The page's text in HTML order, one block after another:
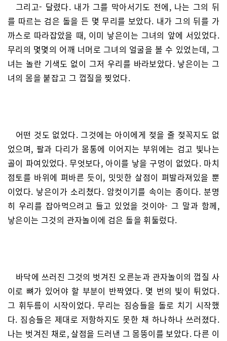
그리고- 달렸다. 내가 그를 막아서기도 전에, 나는 그의 뒤
를 따르는 검은 돌을 든 몇 무리를 보았다. 내가 그의 뒤를 가
까스로 따라잡았을 때, 이미 낳은이는 그녀의 앞에 서있었다.
무리의 몇몇의 어깨 너머로 그녀의 얼굴을 볼 수 있었는데, 그
녀는 놀란 기색도 없이 그저 우리를 바라보았다. 낳은이는 그
녀의 몸을 붙잡고 그 껍질을 찢었다.
어떤 것도 없었다. 그것에는 아이에게 젖을 줄 젖꼭지도 없
었으며, 팔과 다리가 몸통에 이어지는 부위에는 검고 빛나는
골이 파여있었다. 무엇보다, 아이를 낳을 구멍이 없었다. 마치
점토를 바위에 펴바른 듯이, 밋밋한 살점이 펴발라져있을 뿐
이었다. 낳은이가 소리쳤다. 암컷이기를 속이는 종이다. 분명
히 우리를 잡아먹으려고 들고 있었을 것이야- 그 말과 함께,
낳은이는 그것의 관자놀이에 검은 돌을 휘둘렀다.
바닥에 쓰러진 그것의 벗겨진 오른눈과 관자놀이의 껍질 사
이로 뼈가 있어야 할 부분이 반짝였다. 몇 번의 빛이 튀었다.
그 휘두름이 시작이었다. 무리는 짐승들을 돌로 치기 시작했
다. 짐승들은 제대로 저항하지도 못한 채 하나하나 쓰러졌다.
나는 벗겨진 채로, 살점을 드러낸 그 몸뚱이를 보았다. 다른 이